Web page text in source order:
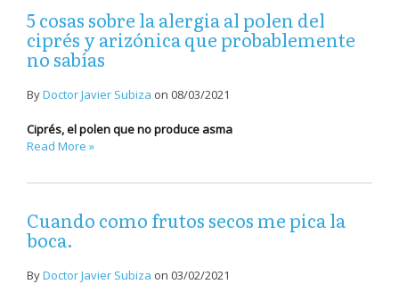
5 cosas sobre la alergia al polen del
ciprés y arizónica que probablemente
no sabías
ByDoctor Javier Subiza on 08/03/2021
Ciprés, el polen que no produce asma
Read More »
Cuando como frutos secos me pica la
boca.
ByDoctor Javier Subiza on 03/02/2021